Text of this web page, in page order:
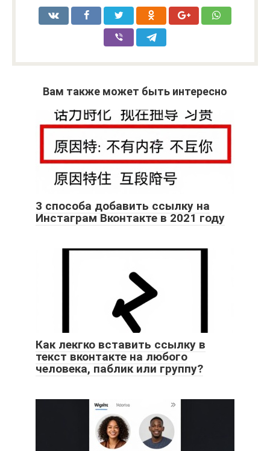
Вам также может быть интересно
3 способа добавить ссылку на
Инстаграм Вконтакте в 2021 году
Как лекгко вставить ссылку в
текст вконтакте на любого
человека, паблик или группу?